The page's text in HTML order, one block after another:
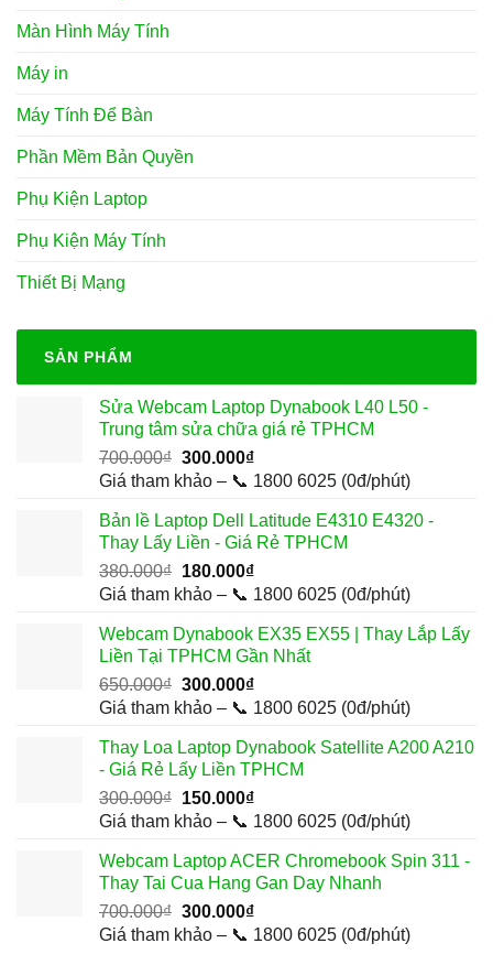
Màn Hình Máy Tính
Máy in
Máy Tính Để Bàn
Phần Mềm Bản Quyền
Phụ Kiện Laptop
Phụ Kiện Máy Tính
Thiết Bị Mạng
SẢN PHẨM
Sửa Webcam Laptop Dynabook L40 L50 -
Trung tâm sửa chữa giá rẻ TPHCM
700.000₫ Giá
gốc
700.000₫.
300.000₫Giá
hiện
là:
300.000₫.
Giá tham khảo – 📞 1800 6025 (0đ/phút)
Bản lề Laptop Dell Latitude E4310 E4320 -
Thay Lấy Liền - Giá Rẻ TPHCM
380.000₫ Giá
gốc
380.000₫.
180.000₫Giá
hiện
là:
180.000₫.
Giá tham khảo – 📞 1800 6025 (0đ/phút)
Webcam Dynabook EX35 EX55 | Thay Lắp Lấy
Liền Tại TPHCM Gần Nhất
650.000₫ Giá
gốc
650.000₫.
300.000₫Giá
hiện
là:
300.000₫.
Giá tham khảo – 📞 1800 6025 (0đ/phút)
Thay Loa Laptop Dynabook Satellite A200 A210
- Giá Rẻ Lấy Liền TPHCM
300.000₫ Giá
gốc
300.000₫.
150.000₫Giá
hiện
là:
150.000₫.
Giá tham khảo – 📞 1800 6025 (0đ/phút)
Webcam Laptop ACER Chromebook Spin 311 -
Thay Tai Cua Hang Gan Day Nhanh
700.000₫ Giá
gốc
300.000₫Giá
hiện
Giá tham khảo – 📞 1800 6025 (0đ/phút)